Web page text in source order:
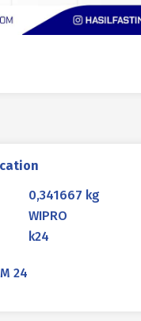
0,341667 kg
WIPRO
k24
24